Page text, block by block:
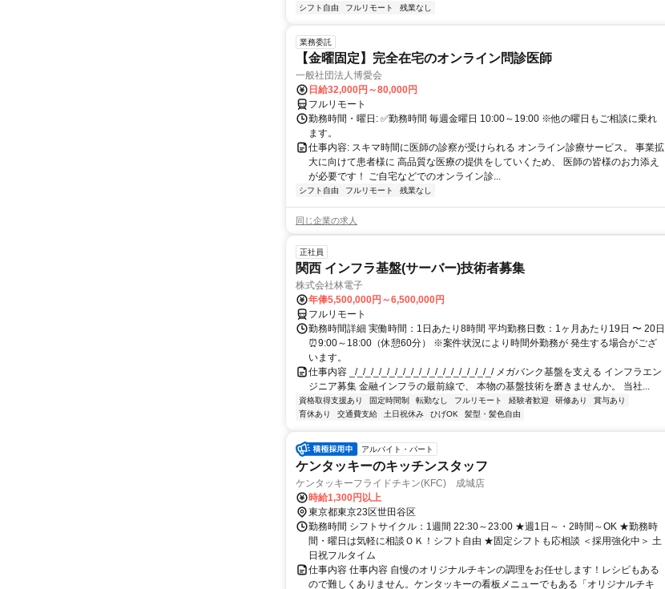
シフト自由 フルリモート 残業なし
業務委託
【金曜固定】完全在宅のオンライン問診医師
一般社団法人博愛会
日給32,000円～80,000円
フルリモート
勤務時間・曜日: ✅勤務時間 毎週金曜日 10:00～19:00 ※他の曜日もご相談に乗れ
ます。
仕事内容: スキマ時間に医師の診察が受けられる オンライン診療サービス。 事業拡
大に向けて患者様に 高品質な医療の提供をしていくため、 医師の皆様のお力添え
が必要です！ ご自宅などでのオンライン診...
シフト自由 フルリモート 残業なし
同じ企業の求人
正社員
関西 インフラ基盤(サーバー)技術者募集
株式会社林電子
年俸5,500,000円～6,500,000円
フルリモート
勤務時間詳細 実働時間：1日あたり8時間 平均勤務日数：1ヶ月あたり19日 〜 20日
⏰9:00～18:00（休憩60分） ※案件状況により時間外勤務が 発生する場合がござ
います。
仕事内容 _/_/_/_/_/_/_/_/_/_/_/_/_/_/_/_/_/_/ メガバンク基盤を支える インフラエン
ジニア募集 金融インフラの最前線で、 本物の基盤技術を磨きませんか。 当社...
資格取得支援あり 固定時間制 転勤なし フルリモート 経験者歓迎 研修あり
賞与あり
育休あり
交通費支給 土日祝休み ひげOK 髪型・髪色自由
アルバイト・パート
ケンタッキーのキッチンスタッフ
ケンタッキーフライドチキン(KFC) 成城店
時給1,300円以上
東京都東京23区世田谷区
勤務時間 シフトサイクル：1週間 22:30～23:00 ★週1日～・2時間～OK ★勤務時
間・曜日は気軽に相談ＯＫ！シフト自由 ★固定シフトも応相談 ＜採用強化中＞ 土
日祝フルタイム
仕事内容 仕事内容 自慢のオリジナルチキンの調理をお任せします！レシピもある
ので難しくありません。ケンタッキーの看板メニューでもある「オリジナルチキ